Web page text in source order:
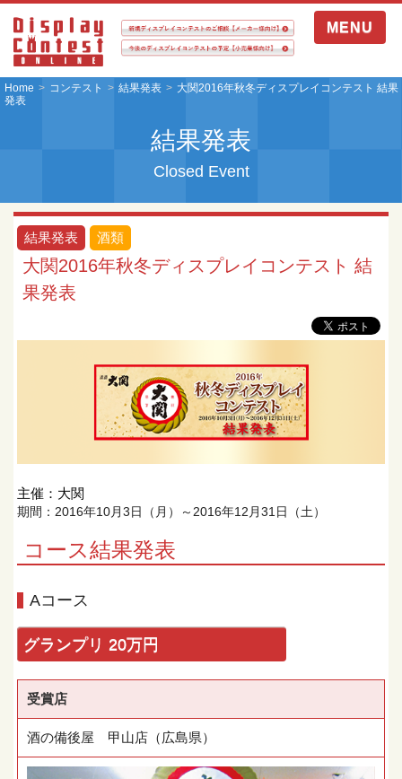
MENU
Home コンテスト 結果発表
大関2016年秋冬ディスプレイコンテスト 結果
発表
結果発表
Closed Event
結果発表 酒類
大関2016年秋冬ディスプレイコンテスト 結
果発表
主催：大関
期間：2016年10月3日（月）～2016年12月31日（土）
コース結果発表
Aコース
グランプリ 20万円
受賞店
酒の備後屋 甲山店（広島県）